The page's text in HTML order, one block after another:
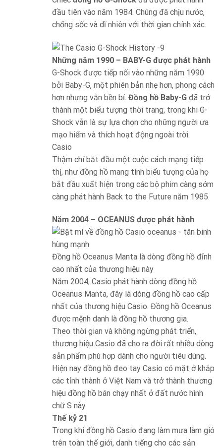
đầu tiên vào năm 1984. Chúng đã chịu nước,
chống sốc và dĩ nhiên với thời gian chính xác.
Những năm 1990 – BABY-G được phát hành
G-Shock được tiếp nối vào những năm 1990
bởi Baby-G, một phiên bản nhẹ hơn, phong cách
hơn nhưng vẫn bền bỉ. Đồng hồ Baby-Gđã trở
thành một biểu tượng thời trang, trong khi G-
Shock vẫn là sự lựa chọn cho những người ưa
mạo hiểm và thích hoạt động ngoài trời.
Casio
Thậm chí bắt đầu một cuộc cách mạng tiếp
thị, như đồng hồ mang tính biểu tượng của họ
bắt đầu xuất hiện trong các bộ phim càng sớm
càng phát hành Back to the Future năm 1985.
Năm 2004 – OCEANUS được phát hành
Đồng hồ Oceanus Manta là dòng đồng hồ đỉnh
cao nhất của thương hiệu này
Năm 2004, Casio phát hành dòng đồng hồ
Oceanus Manta, đây là dòng đồng hồ cao cấp
nhất của thương hiệu Casio. Đồng hồ Oceanus
được mệnh danh là đồng hồ thương gia.
Theo thời gian và không ngừng phát triển,
thương hiệu Casio đã cho ra đời rất nhiều dòng
sản phẩm phù hợp dành cho người tiêu dùng.
Hiện nay đồng hồ đeo tay Casio có mặt ở khắp
các tỉnh thành ở Việt Nam và trở thành thương
hiệu đồng hồ bán chạy nhất ở đất nước hình
chữ S này.
Thế kỷ 21
Trong khi đồng hồ Casio đang làm mưa làm gió
trên toàn thế giới, danh tiếng cho các sản